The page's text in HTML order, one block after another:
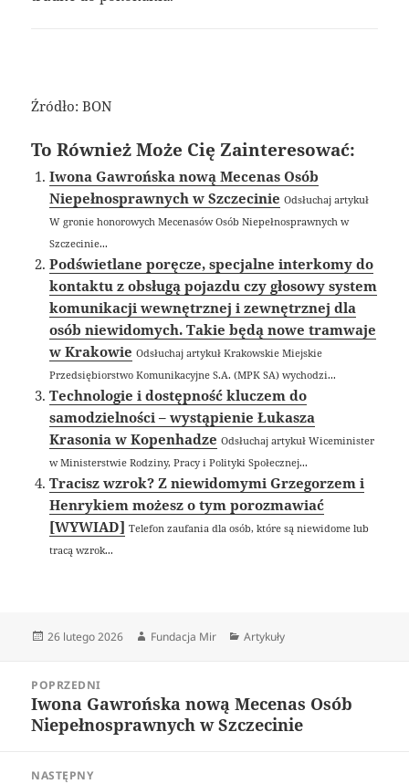
Źródło: BON
To Również Może Cię Zainteresować:
Iwona Gawrońska nową Mecenas Osób
Niepełnosprawnych w Szczecinie Odsłuchaj artykuł
W gronie honorowych Mecenasów Osób Niepełnosprawnych w
Szczecinie...
Podświetlane poręcze, specjalne interkomy do
kontaktu z obsługą pojazdu czy głosowy system
komunikacji wewnętrznej i zewnętrznej dla
osób niewidomych. Takie będą nowe tramwaje
w Krakowie Odsłuchaj artykuł Krakowskie Miejskie
Przedsiębiorstwo Komunikacyjne S.A. (MPK SA) wychodzi...
Technologie i dostępność kluczem do
samodzielności – wystąpienie Łukasza
Krasonia w Kopenhadze Odsłuchaj artykuł Wiceminister
w Ministerstwie Rodziny, Pracy i Polityki Społecznej...
Tracisz wzrok? Z niewidomymi Grzegorzem i
Henrykiem możesz o tym porozmawiać
[WYWIAD] Telefon zaufania dla osób, które są niewidome lub
tracą wzrok...
Data
26 lutego 2026 Autor
Fundacja Mir Kategorie
Artykuły
wpisuPOPRZEDNI
Poprzedni
wpis:
Iwona Gawrońska nową Mecenas Osób
Niepełnosprawnych w Szczecinie
NASTĘPNY